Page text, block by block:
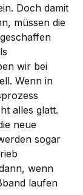
Doch damit
müssen die
wir bei
Wenn in
alles glatt.
neue
sogar
wenn
laufen